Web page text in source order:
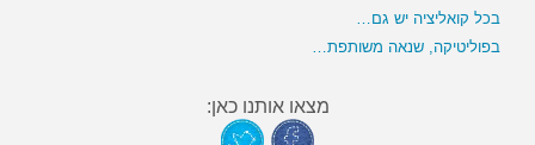
בכל קואליציה יש גם…
בפוליטיקה, שנאה משותפת…
מצאו אותנו כאן: